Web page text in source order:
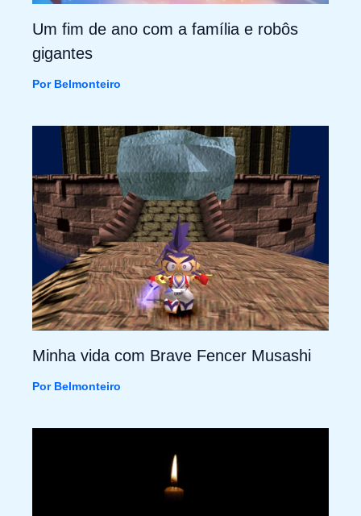
Um fim de ano com a família e robôs
gigantes
Por Belmonteiro
Minha vida com Brave Fencer Musashi
Por Belmonteiro